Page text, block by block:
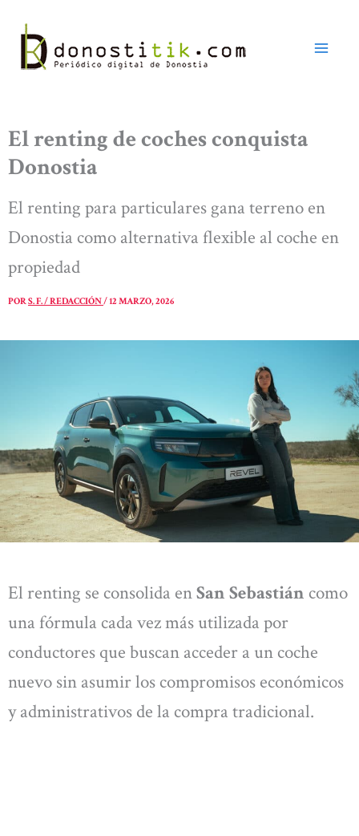
contenido
El renting de coches conquista
Donostia
El renting para particulares gana terreno en
Donostia como alternativa flexible al coche en
propiedad
PORS. F. / REDACCIÓN/12 MARZO, 2026
El renting se consolida enSan Sebastián como
una fórmula cada vez más utilizada por
conductores que buscan acceder a un coche
nuevo sin asumir los compromisos económicos
y administrativos de la compra tradicional.